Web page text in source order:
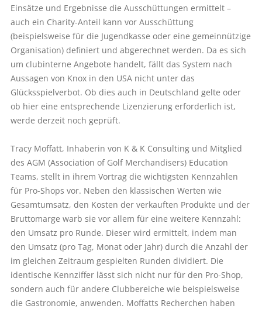
Einsätze und Ergebnisse die Ausschüttungen ermittelt –
auch ein Charity-Anteil kann vor Ausschüttung
(beispielsweise für die Jugendkasse oder eine gemeinnützige
Organisation) definiert und abgerechnet werden. Da es sich
um clubinterne Angebote handelt, fällt das System nach
Aussagen von Knox in den USA nicht unter das
Glücksspielverbot. Ob dies auch in Deutschland gelte oder
ob hier eine entsprechende Lizenzierung erforderlich ist,
werde derzeit noch geprüft.
Tracy Moffatt, Inhaberin von K & K Consulting und Mitglied
des AGM (Association of Golf Merchandisers) Education
Teams, stellt in ihrem Vortrag die wichtigsten Kennzahlen
für Pro-Shops vor. Neben den klassischen Werten wie
Gesamtumsatz, den Kosten der verkauften Produkte und der
Bruttomarge warb sie vor allem für eine weitere Kennzahl:
den Umsatz pro Runde. Dieser wird ermittelt, indem man
den Umsatz (pro Tag, Monat oder Jahr) durch die Anzahl der
im gleichen Zeitraum gespielten Runden dividiert. Die
identische Kennziffer lässt sich nicht nur für den Pro-Shop,
sondern auch für andere Clubbereiche wie beispielsweise
die Gastronomie, anwenden. Moffatts Recherchen haben